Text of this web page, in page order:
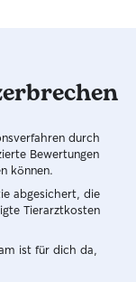
durch
Bewertungen
können.
abgesichert, die
Tierarztkosten
ist für dich da,